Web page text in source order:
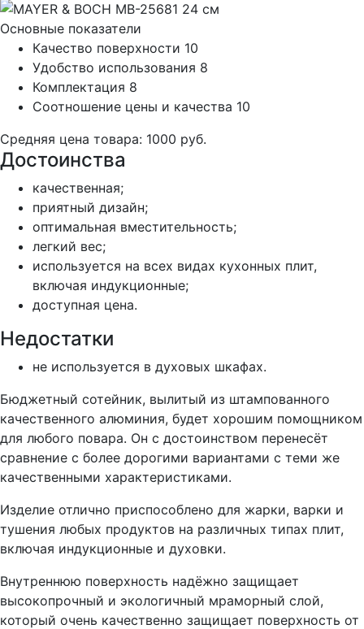
Основные показатели
Качество поверхности 10
Удобство использования 8
Комплектация 8
Соотношение цены и качества 10
Средняя цена товара: 1000 руб.
Достоинства
качественная;
приятный дизайн;
оптимальная вместительность;
легкий вес;
используется на всех видах кухонных плит,
включая индукционные;
доступная цена.
Недостатки
не используется в духовых шкафах.
Бюджетный сотейник, вылитый из штампованного
качественного алюминия, будет хорошим помощником
для любого повара. Он с достоинством перенесёт
сравнение с более дорогими вариантами с теми же
качественными характеристиками.
Изделие отлично приспособлено для жарки, варки и
тушения любых продуктов на различных типах плит,
включая индукционные и духовки.
Внутреннюю поверхность надёжно защищает
высокопрочный и экологичный мраморный слой,
который очень качественно защищает поверхность от